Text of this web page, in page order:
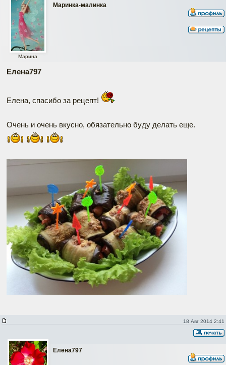
Маринка-малинка
Марина
Елена797
Елена, спасибо за рецепт!
Очень и очень вкусно, обязательно буду делать еще.
18 Авг 2014 2:41
Елена797